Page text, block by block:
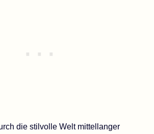
die stilvolle Welt mittellanger